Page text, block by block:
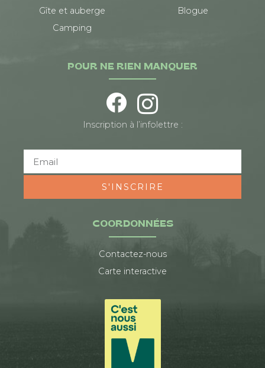
Gîte et auberge
Camping
Blogue
COORDONNÉES
Contactez-nous
Carte interactive
POUR NE RIEN MANQUER
Inscription à l’infolettre :
S'INSCRIRE